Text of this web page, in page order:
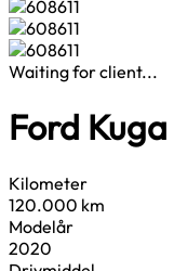
Waiting for client...
Ford Kuga
Kilometer
120.000 km
Modelår
2020